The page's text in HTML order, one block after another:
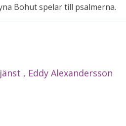
Bohut spelar till psalmerna.
, Eddy Alexandersson